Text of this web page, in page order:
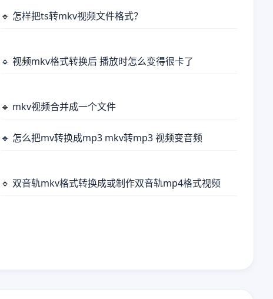
🔹 怎样把ts转mkv视频文件格式？
🔹 视频mkv格式转换后 播放时怎么变得很卡了
🔹 mkv视频合并成一个文件
🔹 怎么把mv转换成mp3 mkv转mp3 视频变音频
🔹 双音轨mkv格式转换成或制作双音轨mp4格式视频